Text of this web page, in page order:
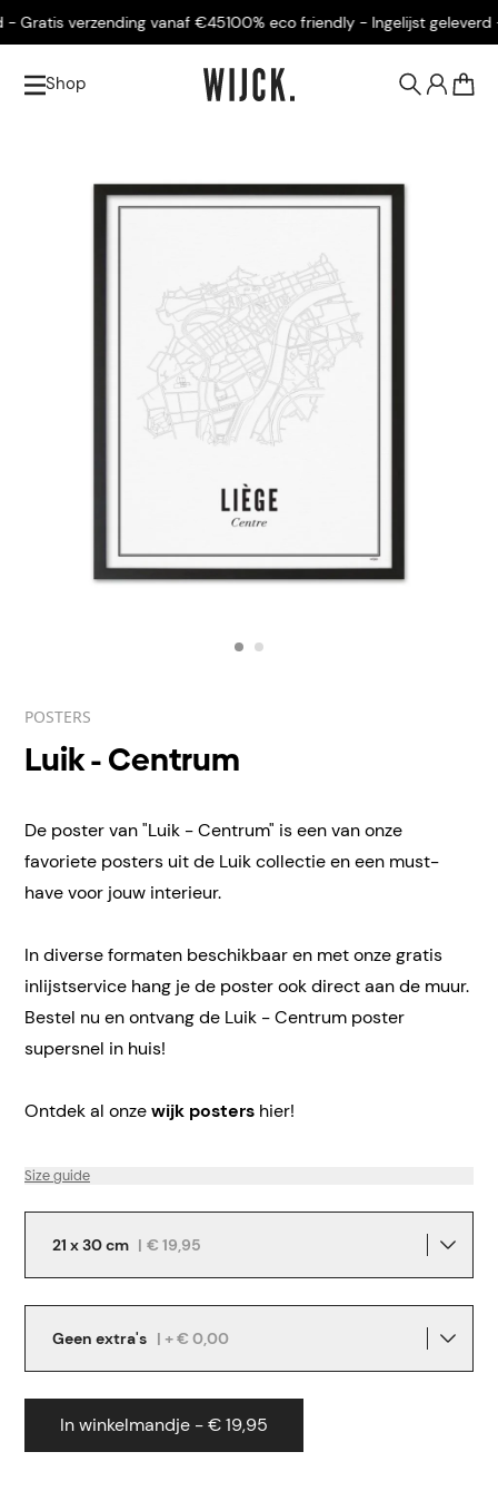
verzending vanaf €45100% eco friendly - Ingelijst geleverd -
Shop
POSTERS
Luik - Centrum
De poster van "Luik - Centrum" is een van onze
favoriete posters uit de Luik collectie en een must-
have voor jouw interieur.
In diverse formaten beschikbaar en met onze gratis
inlijstservice hang je de poster ook direct aan de muur.
Bestel nu en ontvang de Luik - Centrum poster
supersnel in huis!
Ontdek al onzewijk posters hier!
Size guide
21 x 30 cm | € 19,95
Geen extra's | + € 0,00
In winkelmandje - € 19,95